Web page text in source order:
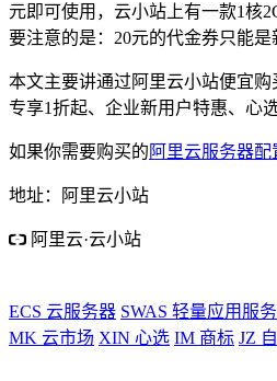
元即可使用，云小站上有一款1核
要注意的是：20元的代金券只能
本文主要讲通过阿里云小站便宜购
专享1折起、企业新用户特惠、心
如果你需要购买的 阿里云服务器配
地址：阿里云小站
阿里云·云小站
ECS 云服务器 SWAS 轻量应用服
MK 云市场 XIN 心选 IM 商标 JZ